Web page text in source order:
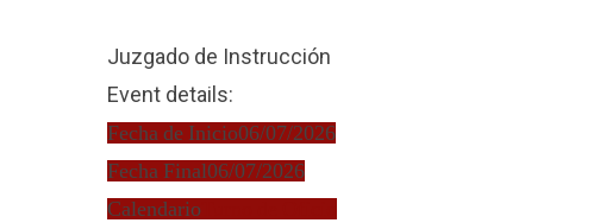
Juzgado de Instrucción
Event details:
Fecha de Inicio06/07/2026
Fecha Final06/07/2026
Calendario